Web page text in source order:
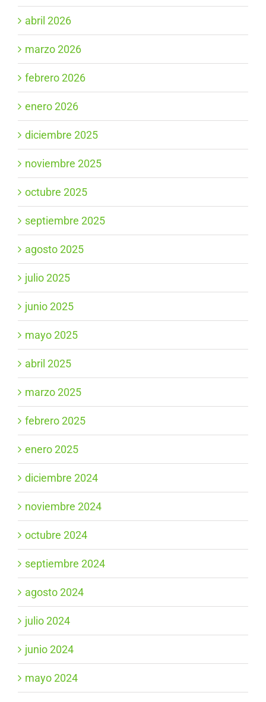
abril 2026
marzo 2026
febrero 2026
enero 2026
diciembre 2025
noviembre 2025
octubre 2025
septiembre 2025
agosto 2025
julio 2025
junio 2025
mayo 2025
abril 2025
marzo 2025
febrero 2025
enero 2025
diciembre 2024
noviembre 2024
octubre 2024
septiembre 2024
agosto 2024
julio 2024
junio 2024
mayo 2024